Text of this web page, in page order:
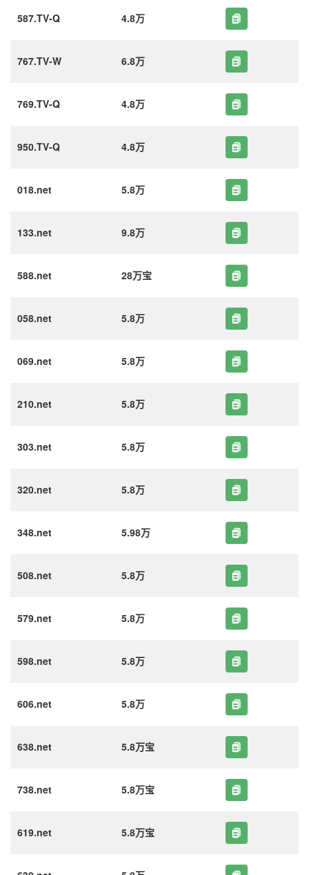
587.TV-Q 4.8万
767.TV-W 6.8万
769.TV-Q 4.8万
950.TV-Q 4.8万
018.net 5.8万
133.net 9.8万
588.net 28万宝
058.net 5.8万
069.net 5.8万
210.net 5.8万
303.net 5.8万
320.net 5.8万
348.net 5.98万
508.net 5.8万
579.net 5.8万
598.net 5.8万
606.net 5.8万
638.net 5.8万宝
738.net 5.8万宝
619.net 5.8万宝